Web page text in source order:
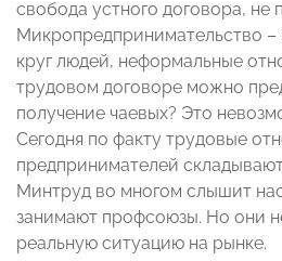
свобода устного договора, не
Микропредпринимательство –
круг людей, неформальные
трудовом договоре можно
получение чаевых? Это
Сегодня по факту трудовые
предпринимателей
Минтруд во многом слышит
занимают профсоюзы. Но они
реальную ситуацию на рынке.